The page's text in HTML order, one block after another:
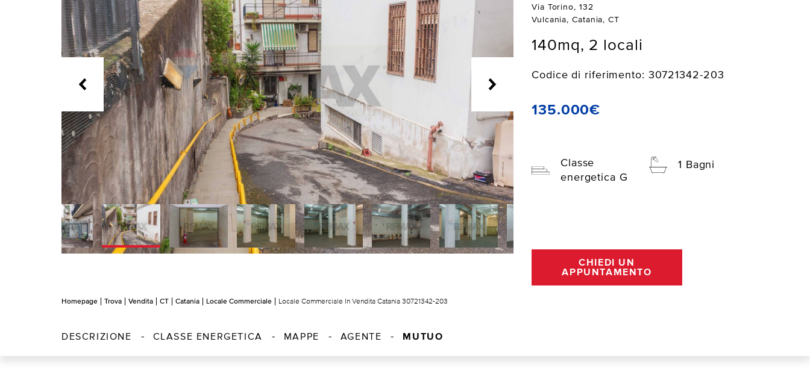
Via Torino, 132
Vulcania, Catania, CT
140mq, 2 locali
Codice di riferimento: 30721342-203
135.000€
Classe
energetica G
1 Bagni
CHIEDI UN
APPUNTAMENTO
Homepage Trova Vendita CT Catania Locale Commerciale Locale Commerciale In Vendita Catania 30721342-203
DESCRIZIONE CLASSE ENERGETICA MAPPE AGENTE MUTUO